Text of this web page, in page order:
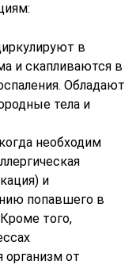
в
и скапливаются в
Обладают
тела и
необходим
и
попавшего в
того,
организм от